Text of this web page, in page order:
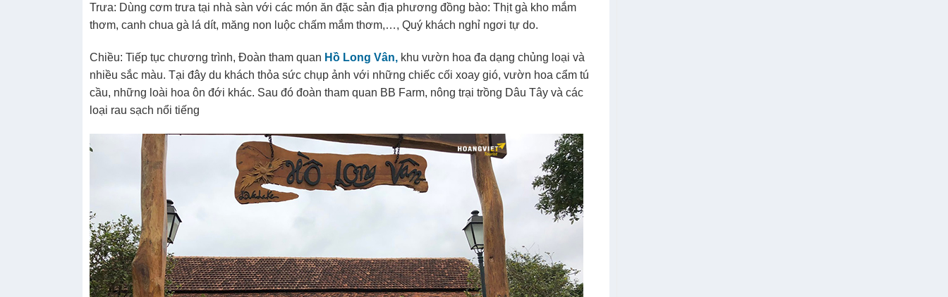
Trưa: Dùng cơm trưa tại nhà sàn với các món ăn đặc sản địa phương đồng bào: Thịt gà kho mắm
thơm, canh chua gà lá dít, măng non luộc chấm mắm thơm,…, Quý khách nghỉ ngơi tự do.
Chiều: Tiếp tục chương trình, Đoàn tham quan Hồ Long Vân, khu vườn hoa đa dạng chủng loại và
nhiều sắc màu. Tại đây du khách thỏa sức chụp ảnh với những chiếc cối xoay gió, vườn hoa cẩm tú
cầu, những loài hoa ôn đới khác. Sau đó đoàn tham quan BB Farm, nông trại trồng Dâu Tây và các
loại rau sạch nổi tiếng